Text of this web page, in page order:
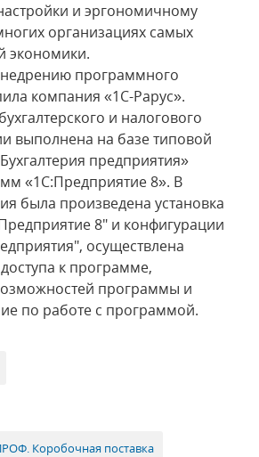
и эргономичному
организациях самых
экономики.
программного
компания «1С-Рарус».
и налогового
выполнена на базе типовой
предприятия»
«1С:Предприятие 8». В
была произведена установка
8" и конфигурации
осуществлена
к программе,
программы и
по работе с программой.
Коробочная поставка